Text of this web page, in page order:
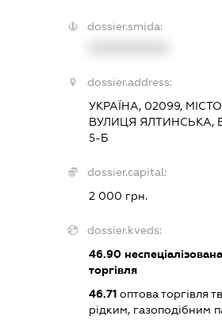
dossier.smida:
dossier.address:
УКРАЇНА, 02099,
ВУЛИЦЯ ЯЛТИНСЬКА,
5-Б
dossier.capital:
2 000 грн.
dossier.kveds:
46.90
торгівля
46.71 оптова торгівля
рідким, газоподібним